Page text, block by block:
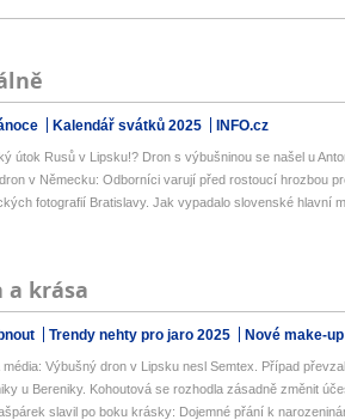
Kalendář svátků 2025 INFO.cz
útok Rusů v Lipsku!? Dron s výbušninou se našel u
v Německu: Odborníci varují před rostoucí hrozbou
fotografií Bratislavy. Jak vypadalo slovenské hlavní
a krása
Trendy nehty pro jaro 2025 Nové make-
média: Výbušný dron v Lipsku nesl Semtex. Případ
u Bereniky. Kohoutová se rozhodla zásadně změnit
slavil po boku krásky: Dojemné přání k